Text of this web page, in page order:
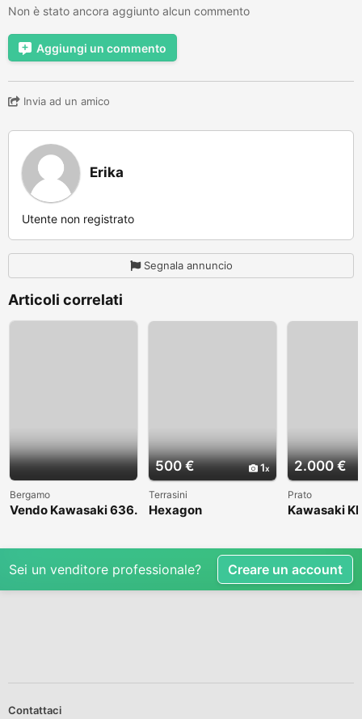
Non è stato ancora aggiunto alcun commento
Aggiungi un commento
Invia ad un amico
Erika
Utente non registrato
Segnala annuncio
Articoli correlati
Bergamo
Vendo Kawasaki 636.
500 € 1
Terrasini
Hexagon
2.000 €
Prato
Kawasaki
Sei un venditore professionale? Creare un account
Contattaci